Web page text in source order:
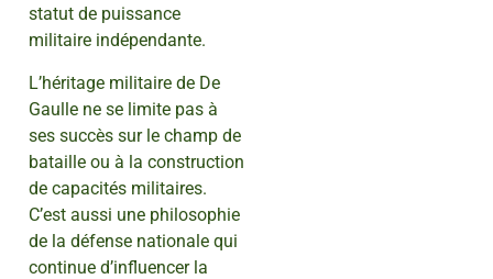
statut de puissance
militaire indépendante.
L’héritage militaire de De
Gaulle ne se limite pas à
ses succès sur le champ de
bataille ou à la construction
de capacités militaires.
C’est aussi une philosophie
de la défense nationale qui
continue d’influencer la